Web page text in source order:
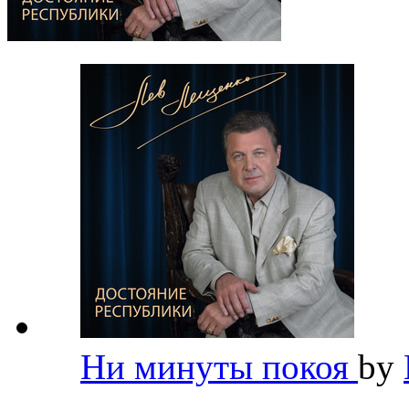
Ни минуты покоя by